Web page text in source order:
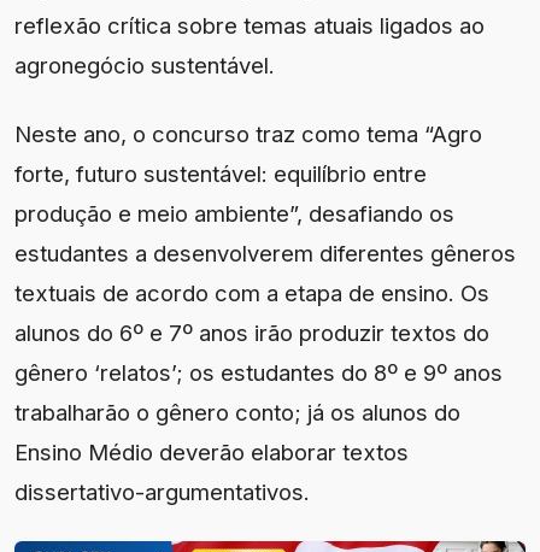
reflexão crítica sobre temas atuais ligados ao
agronegócio sustentável.
Neste ano, o concurso traz como tema “Agro
forte, futuro sustentável: equilíbrio entre
produção e meio ambiente”, desafiando os
estudantes a desenvolverem diferentes gêneros
textuais de acordo com a etapa de ensino. Os
alunos do 6º e 7º anos irão produzir textos do
gênero ‘relatos’; os estudantes do 8º e 9º anos
trabalharão o gênero conto; já os alunos do
Ensino Médio deverão elaborar textos
dissertativo-argumentativos.